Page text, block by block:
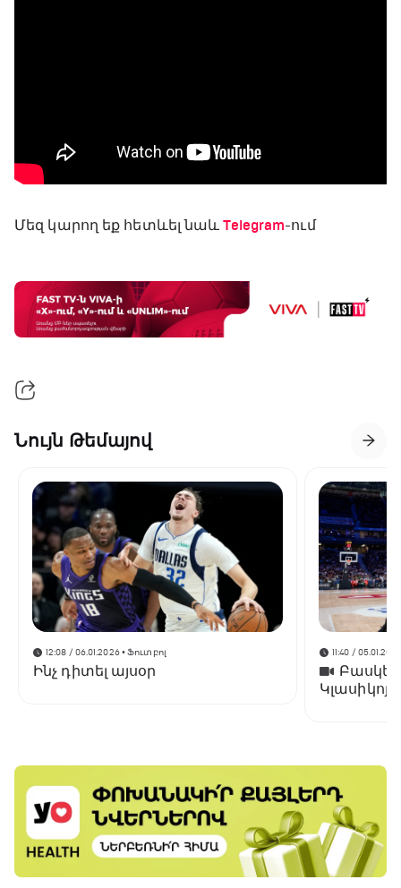
Մեզ կարող եք հետևել նաև Telegram-ում
Նույն Թեմայով
12:08 / 06.01.2026• Ֆուտբոլ
Ինչ դիտել այսօր
11:40 /